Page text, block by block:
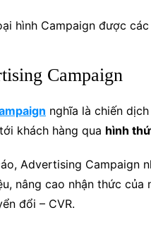
hình Campaign được
Campaign
nghĩa là chiến
khách hàng qua hình
Advertising Campaign
nâng cao nhận thức
đổi – CVR.